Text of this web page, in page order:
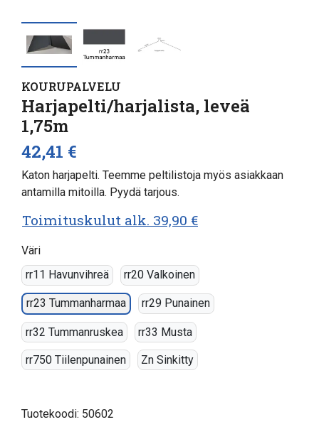
KOURUPALVELU
Harjapelti/harjalista, leveä
1,75m
42,41 €
Katon harjapelti. Teemme peltilistoja myös asiakkaan
antamilla mitoilla. Pyydä tarjous.
Toimituskulut alk. 39,90 €
Väri
rr11 Havunvihreä
rr20 Valkoinen
rr23 Tummanharmaa rr29 Punainen
rr32 Tummanruskea rr33 Musta
rr750 Tiilenpunainen Zn Sinkitty
Tuotekoodi: 50602